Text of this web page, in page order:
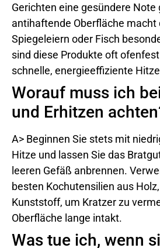
Gerichten eine gesündere Note
antihaftende Oberfläche macht
Spiegeleiern oder Fisch
sind diese Produkte oft
schnelle, energieeffiziente
Worauf muss ich
und Erhitzen
A> Beginnen Sie stets mit
Hitze und lassen Sie das
leeren Gefäß anbrennen.
besten Kochutensilien aus
Kunststoff, um Kratzer zu
Oberfläche lange intakt.
Was tue ich, wenn